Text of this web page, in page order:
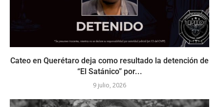
Cateo en Querétaro deja como resultado la detención de
“El Satánico” por...
9 julio, 2026